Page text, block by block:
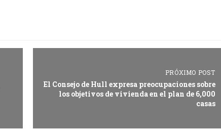
PRÓXIMO POST
El Consejo de Hull expresa preocupaciones sobre
los objetivos de vivienda en el plan de 6,000
casas